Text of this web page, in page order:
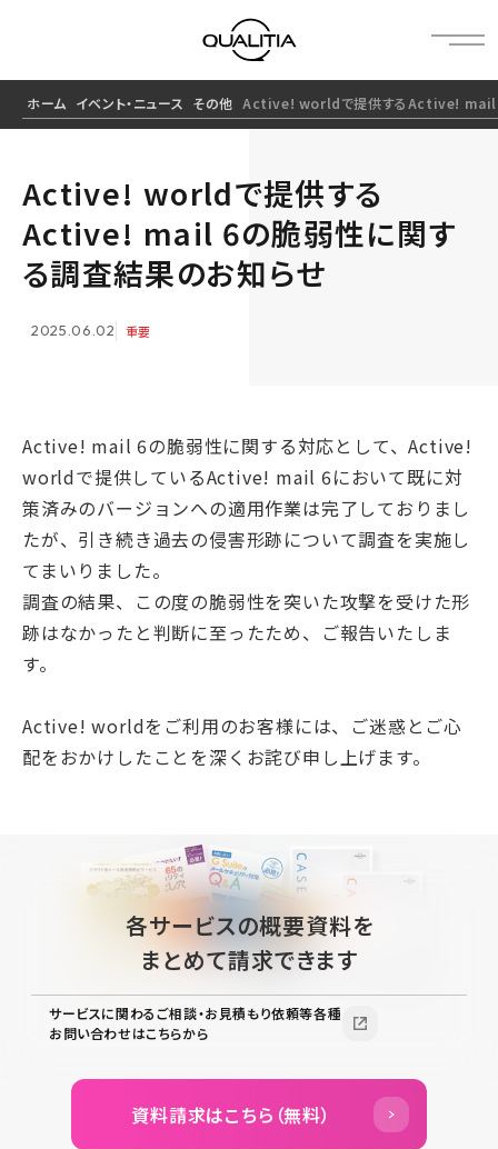
ホーム イベント・ニュース その他 Active! worldで提供するActive! mail
Active! worldで提供する
Active! mail 6の脆弱性に関す
る調査結果のお知らせ
2025.06.02 重要
Active! mail 6の脆弱性に関する対応として、Active!
worldで提供しているActive! mail 6において既に対
策済みのバージョンへの適用作業は完了しておりまし
たが、引き続き過去の侵害形跡について調査を実施し
てまいりました。
調査の結果、この度の脆弱性を突いた攻撃を受けた形
跡はなかったと判断に至ったため、ご報告いたしま
す。
Active! worldをご利用のお客様には、ご迷惑とご心
配をおかけしたことを深くお詫び申し上げます。
各サービスの概要資料を
まとめて請求できます
サービスに関わるご相談・お見積もり依頼等各種
お問い合わせはこちらから
資料請求はこちら（無料）